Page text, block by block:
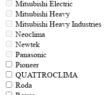
Mitsubishi Electric
Mitsubishi Heavy
Mitsubishi Heavy Industries
Neoclima
Newtek
Panasonic
Pioneer
QUATTROCLIMA
Roda